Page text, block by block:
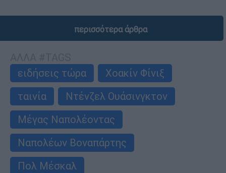
περισσότερα άρθρα
ειδήσεις τώρα
Χοακίν Φίνιξ
ταινία
Ντένζελ Ουάσινγκτον
Μέγας Ναπολέοντας
Ναπολέων Βοναπάρτης
Πολ Μέσκαλ